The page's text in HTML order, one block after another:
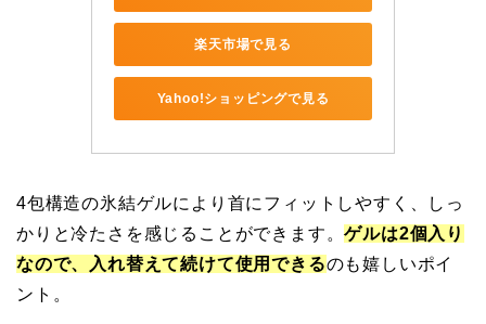
楽天市場で見る
Yahoo!ショッピングで見る
4包構造の氷結ゲルにより首にフィットしやすく、しっ
かりと冷たさを感じることができます。ゲルは2個入り
なので、入れ替えて続けて使用できるのも嬉しいポイ
ント。